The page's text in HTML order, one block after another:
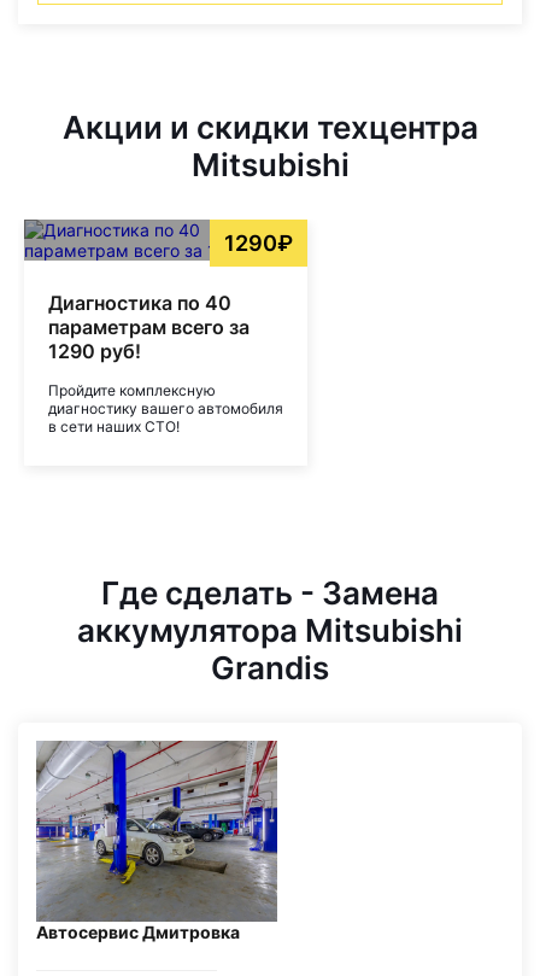
Акции и скидки техцентра
Mitsubishi
1290₽
Диагностика по 40
параметрам всего за
1290 руб!
Пройдите комплексную
диагностику вашего автомобиля
в сети наших СТО!
Где сделать - Замена
аккумулятора Mitsubishi
Grandis
Автосервис Дмитровка